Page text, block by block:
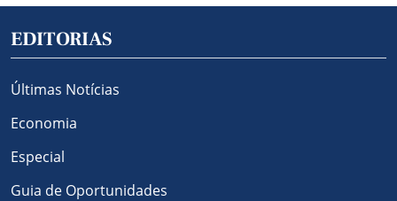
EDITORIAS
Últimas Notícias
Economia
Especial
Guia de Oportunidades